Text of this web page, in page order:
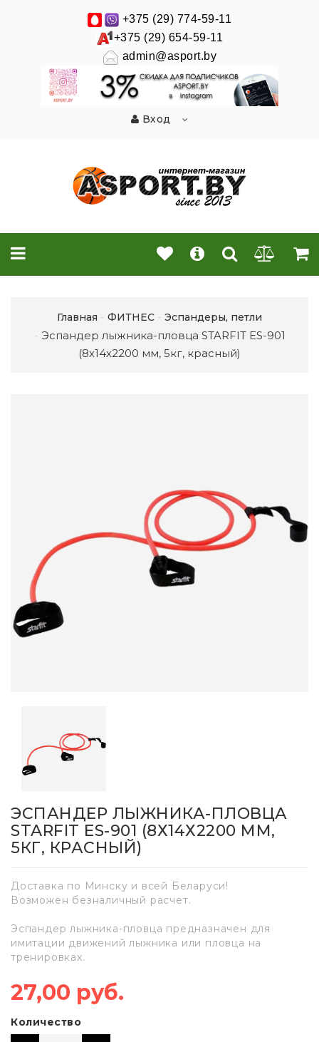
+375 (29) 774-59-11
+375 (29) 654-59-11
admin@asport.by
Вход
Главная ФИТНЕС Эспандеры, петли
Эспандер лыжника-пловца STARFIT ES-901
(8х14х2200 мм, 5кг, красный)
ЭСПАНДЕР ЛЫЖНИКА-ПЛОВЦА
STARFIT ES-901 (8Х14Х2200 ММ,
5КГ, КРАСНЫЙ)
Доставка по Минску и всей Беларуси!
Возможен безналичный расчет.
Эспандер лыжника-пловца предназначен для
имитации движений лыжника или пловца на
тренировках.
27,00 руб.
Количество